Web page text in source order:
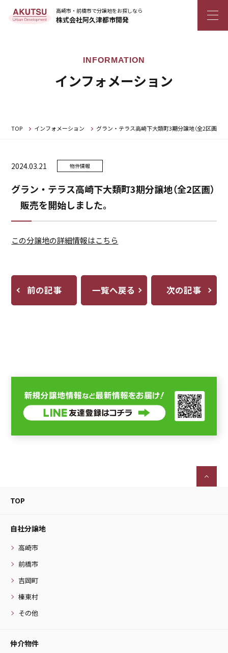
高崎市・前橋市で分譲地をお探しなら
株式会社阿久津都市開発
インフォメーション
TOP インフォメーション グラン・テラス高崎下大類町3期分譲地（全2区画）
2024.03.21 物件情報
グラン・テラス高崎下大類町3期分譲地（全2区画）
販売を開始しました。
この分譲地の詳細情報はこちら
前の記事 一覧へ戻る 次の記事
TOP
自社分譲地
高崎市
前橋市
吉岡町
榛東村
その他
仲介物件